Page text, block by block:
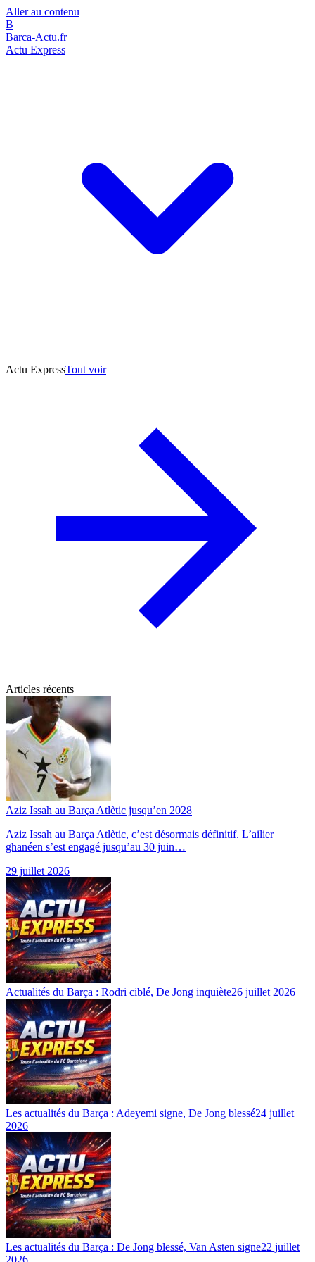
Aller au contenu
B
Barca-Actu.fr
Actu Express
Actu ExpressTout voir
Articles récents
Aziz Issah au Barça Atlètic jusqu’en 2028
Aziz Issah au Barça Atlètic, c’est désormais définitif. L’ailier
ghanéen s’est engagé jusqu’au 30 juin…
29 juillet 2026
Actualités du Barça : Rodri ciblé, De Jong inquiète26 juillet 2026
Les actualités du Barça : Adeyemi signe, De Jong blessé24 juillet
2026
Les actualités du Barça : De Jong blessé, Van Asten signe22 juillet
2026